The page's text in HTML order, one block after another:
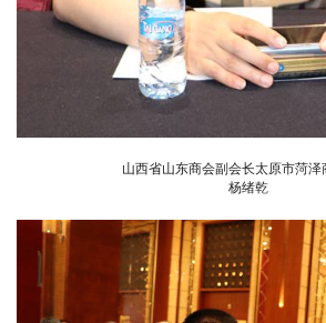
山西省山东商会副会长太原市菏泽
杨绪乾